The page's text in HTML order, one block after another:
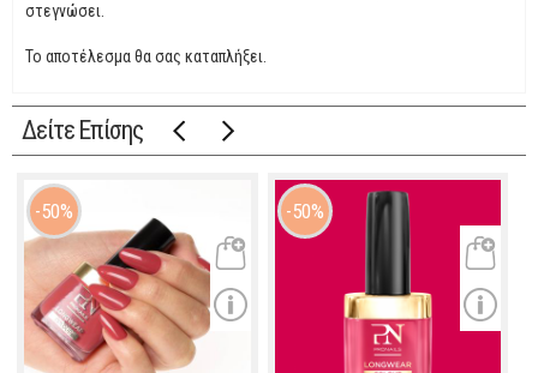
στεγνώσει.
Το αποτέλεσμα θα σας καταπλήξει.
Δείτε Επίσης
50% 50%